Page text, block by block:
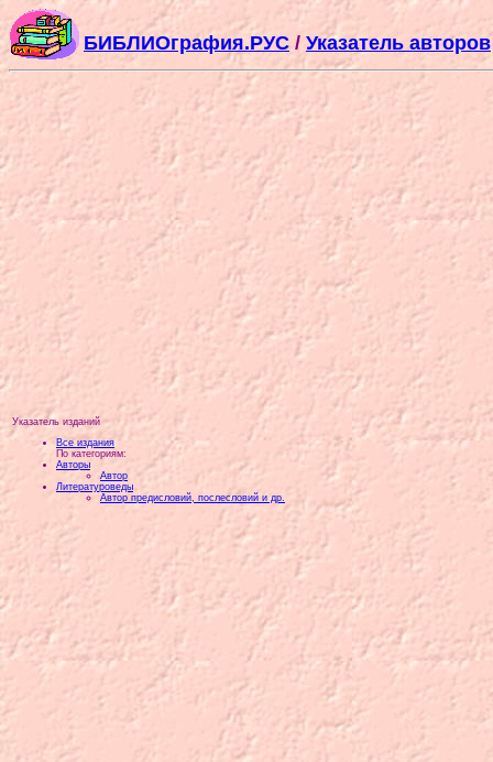
БИБЛИОграфия.РУС / Указатель авторов
Указатель изданий
Все издания
По категориям:
Авторы
Автор
Литературоведы
Автор предисловий, послесловий и др.